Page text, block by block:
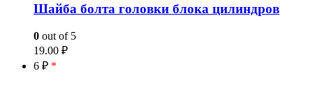
Шайба болта головки блока цилиндров
0 out of 5
19.00 ₽
6 ₽ *